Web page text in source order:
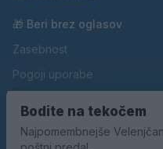
🎁 Beri brez oglasov
Zasebnost
Pogoji uporabe
Oglaševanje
Bodite na tekočem
Najpomembnejše